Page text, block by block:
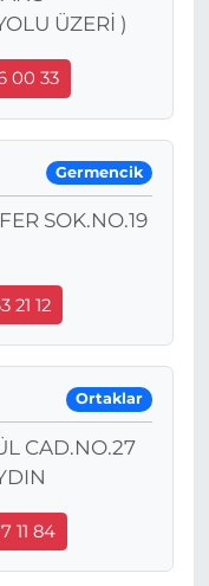
ÜZERİ )
00 33
Germencik
SOK.NO.19
21 12
Ortaklar
CAD.NO.27
11 84